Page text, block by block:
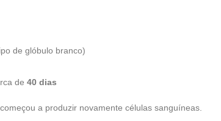
de glóbulo branco)
de 40 dias
a produzir novamente células sanguíneas.